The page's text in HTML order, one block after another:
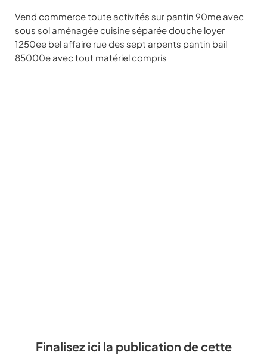
Vend commerce toute activités sur pantin 90me avec
sous sol aménagée cuisine séparée douche loyer
1250ee bel affaire rue des sept arpents pantin bail
85000e avec tout matériel compris
Finalisez ici la publication de cette